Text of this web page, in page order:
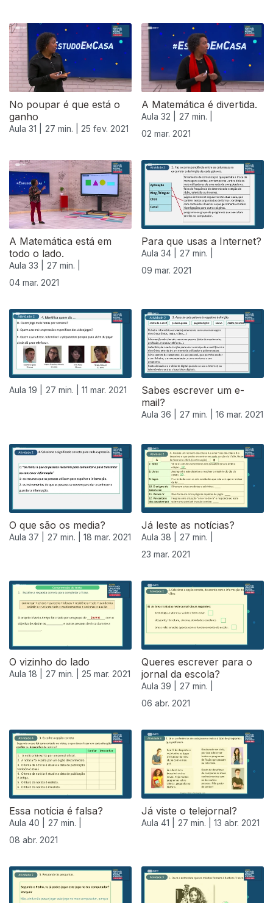
No poupar é que está o
ganho
Aula 31 | 27 min. | 25 fev. 2021
A Matemática é divertida.
Aula 32 |
27 min. |
02 mar. 2021
A Matemática está em
todo o lado.
Aula 33 |
27 min. |
04 mar. 2021
Para que usas a Internet?
Aula 34 |
27 min. |
09 mar. 2021
Aula 19 | 27 min. | 11 mar. 2021
Sabes escrever um e-
mail?
Aula 36 | 27 min. | 16 mar. 2021
530856
O que são os media?
Aula 37 | 27 min. | 18 mar. 2021
Já leste as notícias?
Aula 38 |
27 min. |
23 mar. 2021
O vizinho do lado
Aula 18 | 27 min. | 25 mar. 2021
Queres escrever para o
jornal da escola?
Aula 39 |
27 min. |
06 abr. 2021
Essa notícia é falsa?
Aula 40 |
27 min. |
08 abr. 2021
Já viste o telejornal?
Aula 41 | 27 min. | 13 abr. 2021